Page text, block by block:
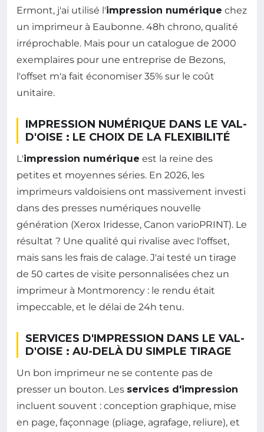
Ermont, j'ai utilisé l'impression numérique chez
un imprimeur à Eaubonne. 48h chrono, qualité
irréprochable. Mais pour un catalogue de 2000
exemplaires pour une entreprise de Bezons,
l'offset m'a fait économiser 35% sur le coût
unitaire.
IMPRESSION NUMÉRIQUE DANS LE VAL-
D'OISE : LE CHOIX DE LA FLEXIBILITÉ
L'impression numérique est la reine des
petites et moyennes séries. En 2026, les
imprimeurs valdoisiens ont massivement investi
dans des presses numériques nouvelle
génération (Xerox Iridesse, Canon varioPRINT). Le
résultat ? Une qualité qui rivalise avec l'offset,
mais sans les frais de calage. J'ai testé un tirage
de 50 cartes de visite personnalisées chez un
imprimeur à Montmorency : le rendu était
impeccable, et le délai de 24h tenu.
SERVICES D'IMPRESSION DANS LE VAL-
D'OISE : AU-DELÀ DU SIMPLE TIRAGE
Un bon imprimeur ne se contente pas de
presser un bouton. Les services d'impression
incluent souvent : conception graphique, mise
en page, façonnage (pliage, agrafage, reliure), et